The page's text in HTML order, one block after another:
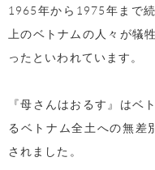
1965年から1975年まで
上のベトナムの人々が犠
ったといわれています。
『母さんはおるす』はベ
るベトナム全土への無差
されました。